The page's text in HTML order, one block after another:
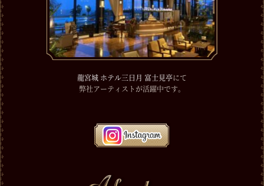
龍宮城 ホテル三日月 富士見亭にて
弊社アーティストが活躍中です。